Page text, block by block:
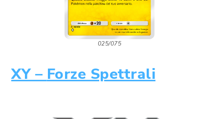
025/075
XY –Forze Spettrali